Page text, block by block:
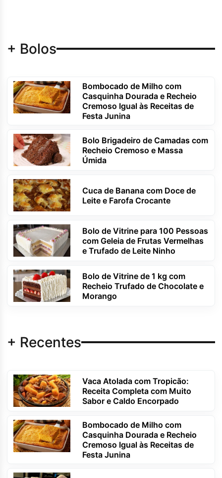
+ Bolos
Bombocado de Milho com
Casquinha Dourada e Recheio
Cremoso Igual às Receitas de
Festa Junina
Bolo Brigadeiro de Camadas com
Recheio Cremoso e Massa
Úmida
Cuca de Banana com Doce de
Leite e Farofa Crocante
Bolo de Vitrine para 100 Pessoas
com Geleia de Frutas Vermelhas
e Trufado de Leite Ninho
Bolo de Vitrine de 1 kg com
Recheio Trufado de Chocolate e
Morango
+ Recentes
Vaca Atolada com Tropicão:
Receita Completa com Muito
Sabor e Caldo Encorpado
Bombocado de Milho com
Casquinha Dourada e Recheio
Cremoso Igual às Receitas de
Festa Junina